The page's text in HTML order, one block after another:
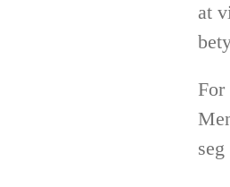
at
For